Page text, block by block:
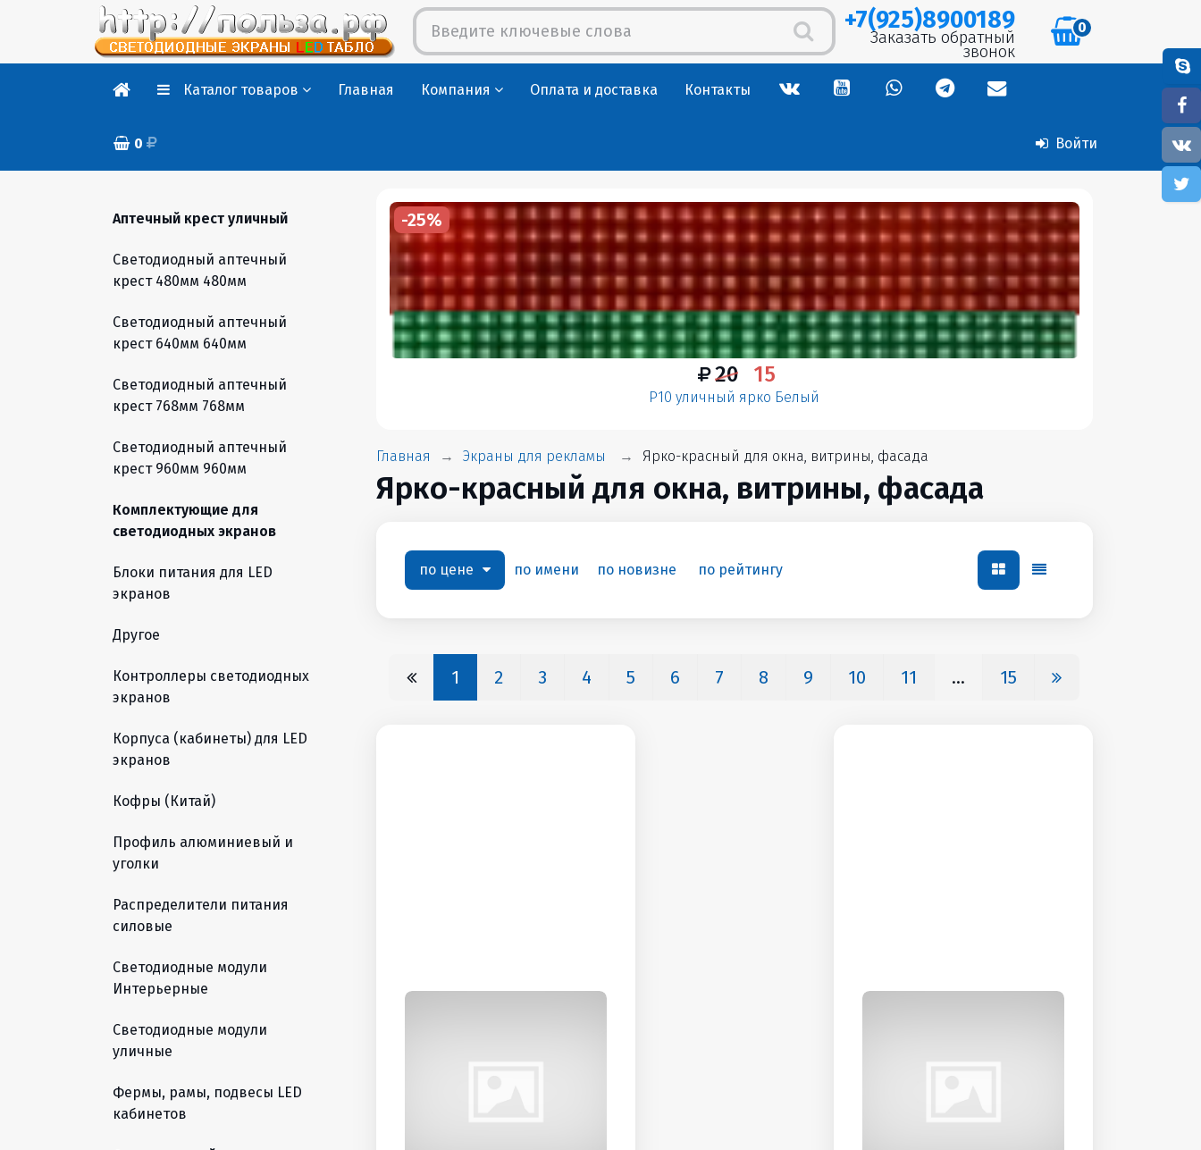
+7(925)8900189
Заказать обратный
звонок
0
Каталог товаров Главная Компания Оплата и доставка Контакты
Войти
0
20 15
P10 уличный ярко Белый
-25%
Главная Экраны для рекламы Ярко-красный для окна, витрины, фасада
Ярко-красный для окна, витрины, фасада
по цене по имени по новизне по рейтингу
1 2 3 4 5 6 7 8 9 10 11 ... 15
Аптечный крест уличный
Светодиодный аптечный
крест 480мм 480мм
Светодиодный аптечный
крест 640мм 640мм
Светодиодный аптечный
крест 768мм 768мм
Светодиодный аптечный
крест 960мм 960мм
Комплектующие для
светодиодных экранов
Блоки питания для LED
экранов
Другое
Контроллеры светодиодных
экранов
Корпуса (кабинеты) для LED
экранов
Кофры (Китай)
Профиль алюминиевый и
уголки
Распределители питания
силовые
Светодиодные модули
Интерьерные
Светодиодные модули
уличные
Фермы, рамы, подвесы LED
кабинетов